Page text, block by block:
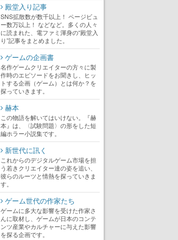
殿堂入り記事
SNS拡散数が数千以上！ ページビュ
ー数万以上！ などなど。多くの人々
に読まれた、電ファミ渾身の“殿堂入
り”記事をまとめました。
ゲームの企画書
名作ゲームクリエイターの方々に製
作時のエピソードをお聞きし、ヒッ
トする企画（ゲーム）とは何か？を
探っていきます。
赫本
この物語を解いてはいけない。『赫
本』は、〈試験問題〉の形をした短
編ホラー小説集です。
新世代に訊く
これからのデジタルゲーム市場を担
う若きクリエイター達の姿を追い、
彼らのルーツと情熱を探っていきま
す。
ゲーム世代の作家たち
ゲームに多大な影響を受けた作家さ
んに取材し、ゲームが日本のコンテ
ンツ産業やカルチャーに与えた影響
を探る企画です。